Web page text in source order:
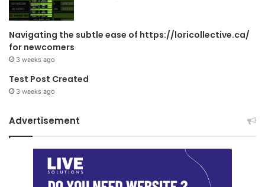
Navigating the subtle ease of https://loricollective.ca/
for newcomers
3 weeks ago
Test Post Created
3 weeks ago
Advertisement